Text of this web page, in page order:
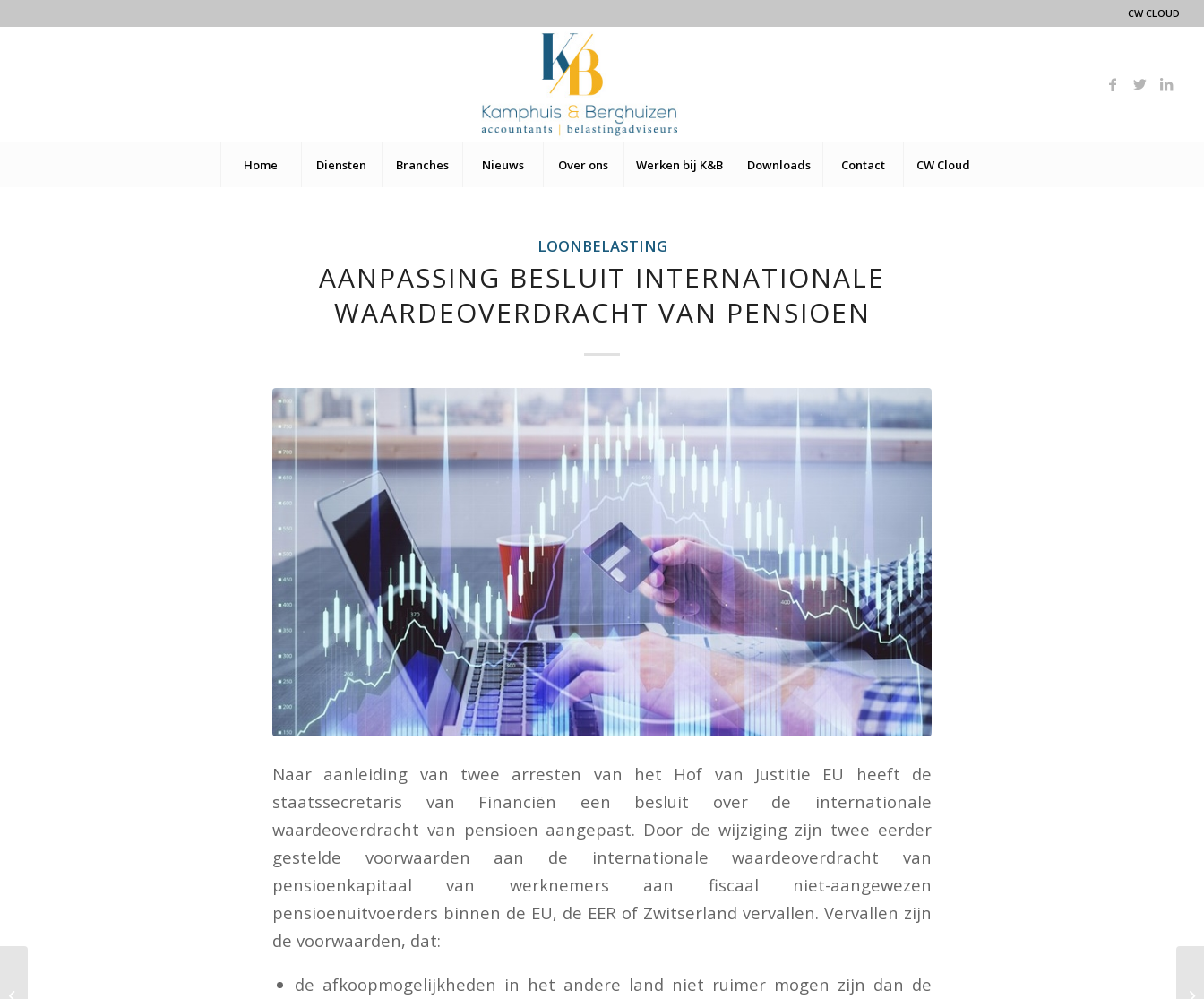
CW CLOUD
Home Diensten Branches Nieuws Over ons Werken bij K&B Downloads Contact CW Cloud
LOONBELASTING
AANPASSING BESLUIT INTERNATIONALE
WAARDEOVERDRACHT VAN PENSIOEN
Naar aanleiding van twee arresten van het Hof van Justitie EU heeft de
staatssecretaris van Financiën een besluit over de internationale
waardeoverdracht van pensioen aangepast. Door de wijziging zijn twee eerder
gestelde voorwaarden aan de internationale waardeoverdracht van
pensioenkapitaal van werknemers aan fiscaal niet-aangewezen
pensioenuitvoerders binnen de EU, de EER of Zwitserland vervallen. Vervallen zijn
de voorwaarden, dat:
de afkoopmogelijkheden in het andere land niet ruimer mogen zijn dan de